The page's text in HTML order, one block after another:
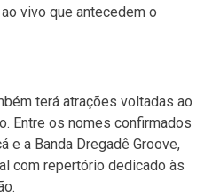
vivo que antecedem o
terá atrações voltadas ao
Entre os nomes confirmados
e a Banda Dregadê Groove,
com repertório dedicado às